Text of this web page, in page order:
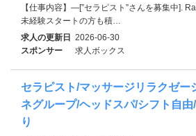
【仕事内容】―[”セラピスト”さんを募集中].
未経験スタートの方も積…
求人の更新日 2026-06-30
スポンサー
求人ボックス
セラピスト/マッサージリラクゼー
ネグループ/ヘッドスパ/シフト自
り